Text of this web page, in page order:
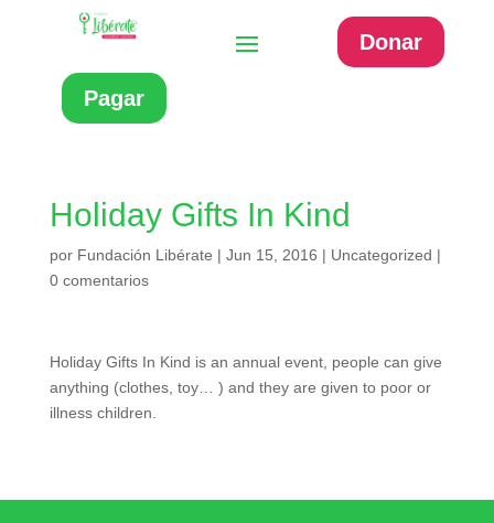
Donar
Pagar
Holiday Gifts In Kind
por Fundación Libérate | Jun 15, 2016 | Uncategorized |
0 comentarios
Holiday Gifts In Kind is an annual event, people can give
anything (clothes, toy… ) and they are given to poor or
illness children.